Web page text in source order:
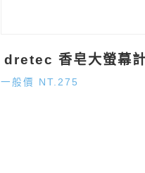
一般價 NT.275